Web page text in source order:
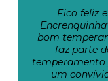
Fico feliz
bom
faz parte
temperamento
um